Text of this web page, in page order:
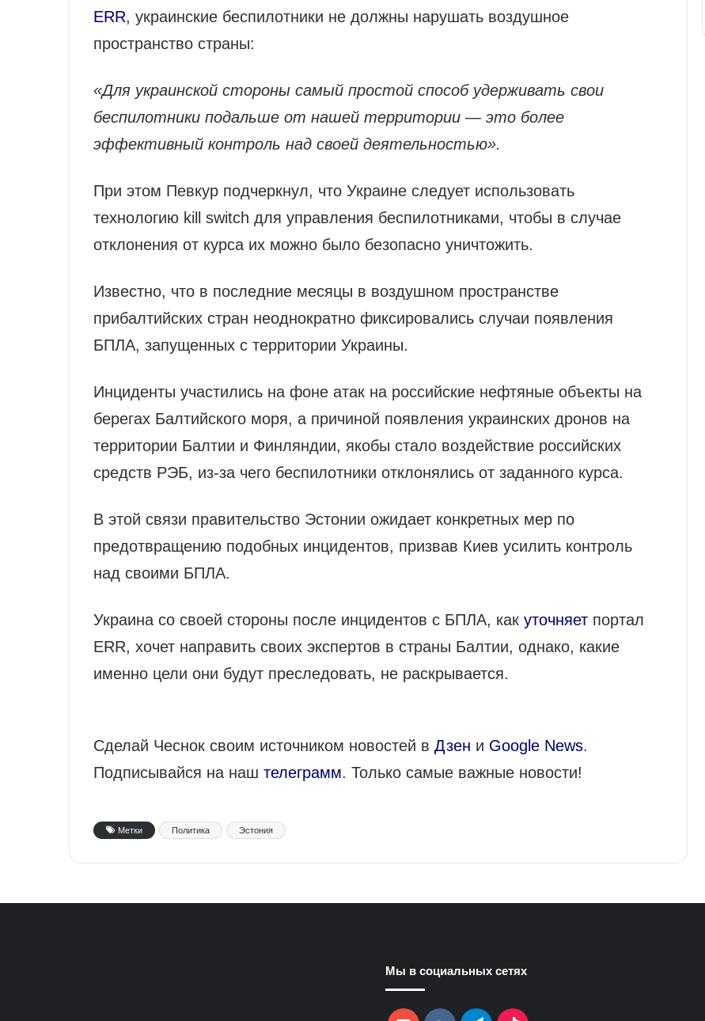
ERR, украинские беспилотники не должны нарушать воздушное
пространство страны:
«Для украинской стороны самый простой способ удерживать свои
беспилотники подальше от нашей территории — это более
эффективный контроль над своей деятельностью».
При этом Певкур подчеркнул, что Украине следует использовать
технологию kill switch для управления беспилотниками, чтобы в случае
отклонения от курса их можно было безопасно уничтожить.
Известно, что в последние месяцы в воздушном пространстве
прибалтийских стран неоднократно фиксировались случаи появления
БПЛА, запущенных с территории Украины.
Инциденты участились на фоне атак на российские нефтяные объекты на
берегах Балтийского моря, а причиной появления украинских дронов на
территории Балтии и Финляндии, якобы стало воздействие российских
средств РЭБ, из-за чего беспилотники отклонялись от заданного курса.
В этой связи правительство Эстонии ожидает конкретных мер по
предотвращению подобных инцидентов, призвав Киев усилить контроль
над своими БПЛА.
Украина со своей стороны после инцидентов с БПЛА, как уточняет портал
ERR, хочет направить своих экспертов в страны Балтии, однако, какие
именно цели они будут преследовать, не раскрывается.
Сделай Чеснок своим источником новостей в Дзен и Google News.
Подписывайся на наш телеграмм. Только самые важные новости!
Метки Политика Эстония
Мы в социальных сетях